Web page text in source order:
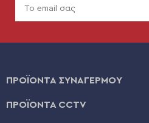
ΠΡΟΪΟΝΤΑ ΣΥΝΑΓΕΡΜΟΥ
ΠΡΟΪΟΝΤΑ CCTV